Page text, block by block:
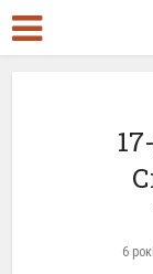
6